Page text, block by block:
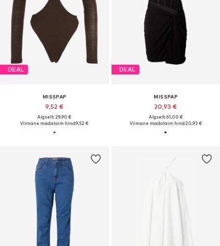
DEAL
MISSPAP
9,52 €
Algselt: 29,90 €
Viimane madalaim hind:9,52 €
DEAL
MISSPAP
20,93 €
Algselt: 61,00 €
Viimane madalaim hind:20,93 €